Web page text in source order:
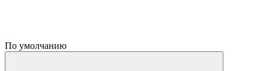
По умолчанию